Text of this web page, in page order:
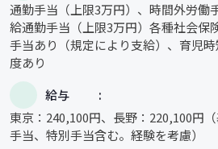
通勤手当（上限3万円）、時間外労働
給通勤手当（上限3万円）各種社会保
手当あり（規定により支給）、育児
度あり
給与
東京：240,100円、長野：220,100円
手当、特別手当含む。経験を考慮）